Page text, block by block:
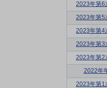
2023年第6
2023年第5
2023年第4
2023年第3
2023年第2
2022年
2023年第1